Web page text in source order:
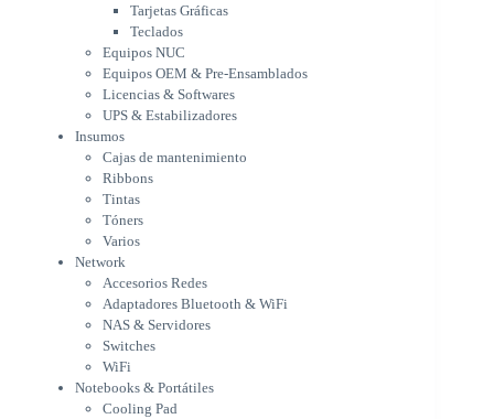
UPS & Estabilizadores
Insumos
Cajas de mantenimiento
Ribbons
Tintas
Tóners
Varios
Network
Accesorios Redes
Adaptadores Bluetooth & WiFi
NAS & Servidores
Switches
WiFi
Notebooks & Portátiles
Cargador para notebook
Cooling Pad
PDV
Accesorios para PDV
Lector de códigos de barra
Tarjetas Gráficas
Teclados
Equipos NUC
Equipos OEM & Pre-Ensamblados
Licencias & Softwares
UPS & Estabilizadores
Insumos
Cajas de mantenimiento
Ribbons
Tintas
Tóners
Varios
Network
Accesorios Redes
Adaptadores Bluetooth & WiFi
NAS & Servidores
Switches
WiFi
Notebooks & Portátiles
Cooling Pad